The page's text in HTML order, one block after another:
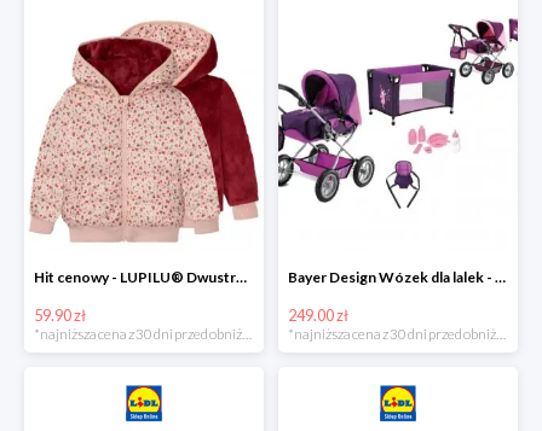
Hit cenowy - LUPILU® Dwustronna kurtka pikowana dziewczęca
59.90 zł
*najniższa cena z 30 dni przed obniżką
Bayer Design Wózek dla lalek - megazestaw
249.00 zł
*najniższa cena z 30 dni przed obniżką